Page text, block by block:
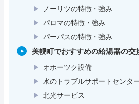
ノーリツの特徴・強み
パロマの特徴・強み
パーパスの特徴・強み
美幌町でおすすめの給湯器の交
オホーツク設備
水のトラブルサポートセンター
北光サービス